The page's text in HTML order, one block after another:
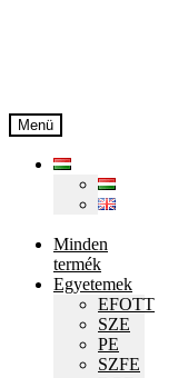
Menü
Minden
termék
Egyetemek
EFOTT
SZE
PE
SZFE